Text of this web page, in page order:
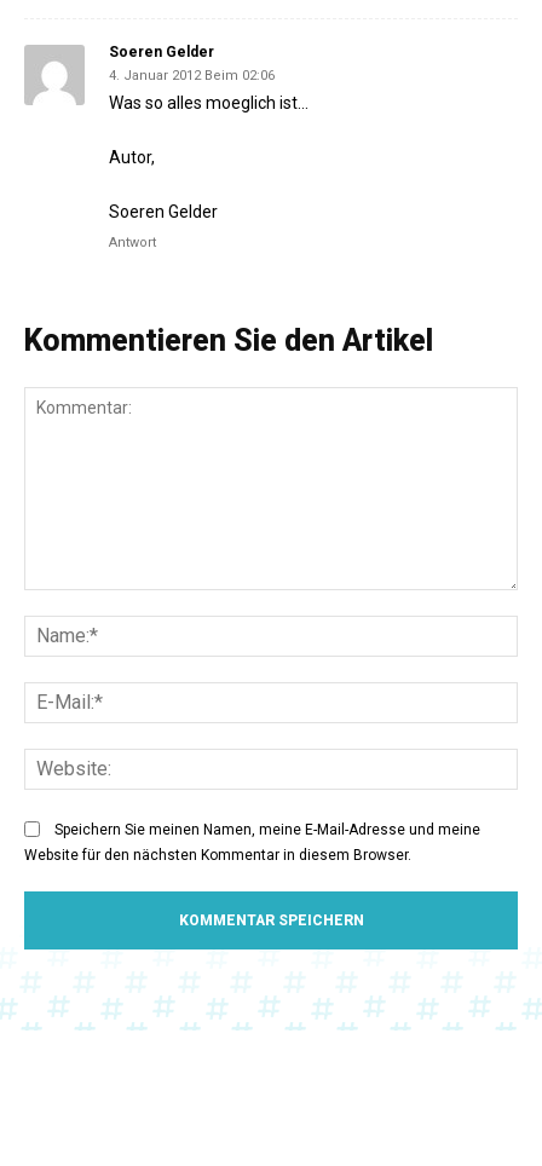
Soeren Gelder
4. Januar 2012 Beim 02:06
Was so alles moeglich ist…
Autor,
Soeren Gelder
Antwort
Kommentieren Sie den Artikel
Speichern Sie meinen Namen, meine E-Mail-Adresse und meine
Website für den nächsten Kommentar in diesem Browser.